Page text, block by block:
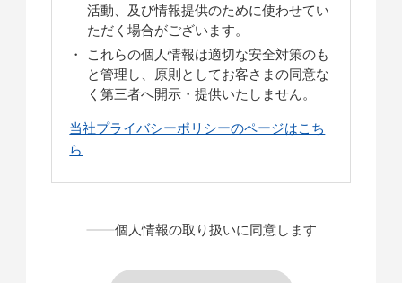
活動、及び情報提供のために使わせてい
ただく場合がございます。
これらの個人情報は適切な安全対策のも
と管理し、原則としてお客さまの同意な
く第三者へ開示・提供いたしません。
当社プライバシーポリシーのページはこち
ら
個人情報の取り扱いに同意します